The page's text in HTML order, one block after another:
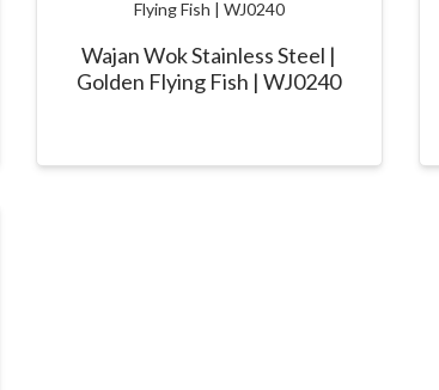
Wajan Wok Stainless Steel |
Golden Flying Fish | WJ0240